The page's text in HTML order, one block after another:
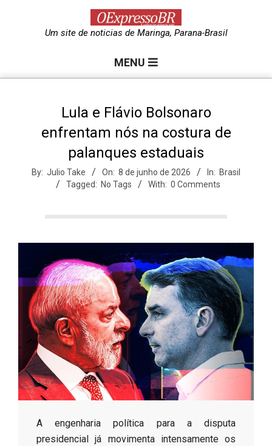
e
s
s
o
B
r
Um site de noticias de Maringa, Parana-Brasil
MENU
Lula e Flávio Bolsonaro
enfrentam nós na costura de
palanques estaduais
By: Julio Take On: 8 de junho de 2026 In: Brasil
Tagged: No Tags With: 0 Comments
​A engenharia política para a disputa
presidencial já movimenta intensamente os